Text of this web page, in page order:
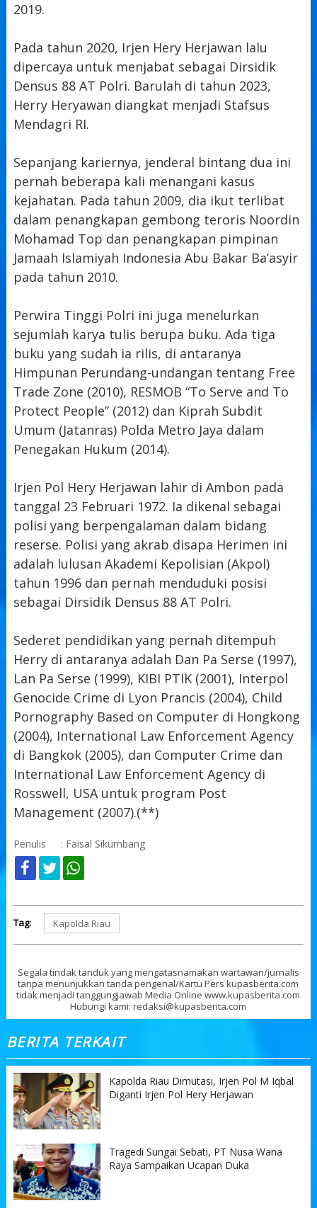
2019.
Pada tahun 2020, Irjen Hery Herjawan lalu
dipercaya untuk menjabat sebagai Dirsidik
Densus 88 AT Polri. Barulah di tahun 2023,
Herry Heryawan diangkat menjadi Stafsus
Mendagri RI.
Sepanjang kariernya, jenderal bintang dua ini
pernah beberapa kali menangani kasus
kejahatan. Pada tahun 2009, dia ikut terlibat
dalam penangkapan gembong teroris Noordin
Mohamad Top dan penangkapan pimpinan
Jamaah Islamiyah Indonesia Abu Bakar Ba’asyir
pada tahun 2010.
Perwira Tinggi Polri ini juga menelurkan
sejumlah karya tulis berupa buku. Ada tiga
buku yang sudah ia rilis, di antaranya
Himpunan Perundang-undangan tentang Free
Trade Zone (2010), RESMOB “To Serve and To
Protect People” (2012) dan Kiprah Subdit
Umum (Jatanras) Polda Metro Jaya dalam
Penegakan Hukum (2014).
Irjen Pol Hery Herjawan lahir di Ambon pada
tanggal 23 Februari 1972. Ia dikenal sebagai
polisi yang berpengalaman dalam bidang
reserse. Polisi yang akrab disapa Herimen ini
adalah lulusan Akademi Kepolisian (Akpol)
tahun 1996 dan pernah menduduki posisi
sebagai Dirsidik Densus 88 AT Polri.
Sederet pendidikan yang pernah ditempuh
Herry di antaranya adalah Dan Pa Serse (1997),
Lan Pa Serse (1999), KIBI PTIK (2001), Interpol
Genocide Crime di Lyon Prancis (2004), Child
Pornography Based on Computer di Hongkong
(2004), International Law Enforcement Agency
di Bangkok (2005), dan Computer Crime dan
International Law Enforcement Agency di
Rosswell, USA untuk program Post
Management (2007).(**)
Penulis : Faisal Sikumbang
Tag: Kapolda Riau
Segala tindak tanduk yang mengatasnamakan wartawan/jurnalis
tanpa menunjukkan tanda pengenal/Kartu Pers kupasberita.com
tidak menjadi tanggungjawab Media Online www.kupasberita.com
Hubungi kami: redaksi@kupasberita.com
BERITA TERKAIT
Kapolda Riau Dimutasi, Irjen Pol M Iqbal
Diganti Irjen Pol Hery Herjawan
Tragedi Sungai Sebati, PT Nusa Wana
Raya Sampaikan Ucapan Duka